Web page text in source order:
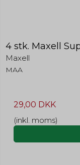
4 stk. Maxell
Maxell
MAA
29,00 DKK
(inkl. moms)